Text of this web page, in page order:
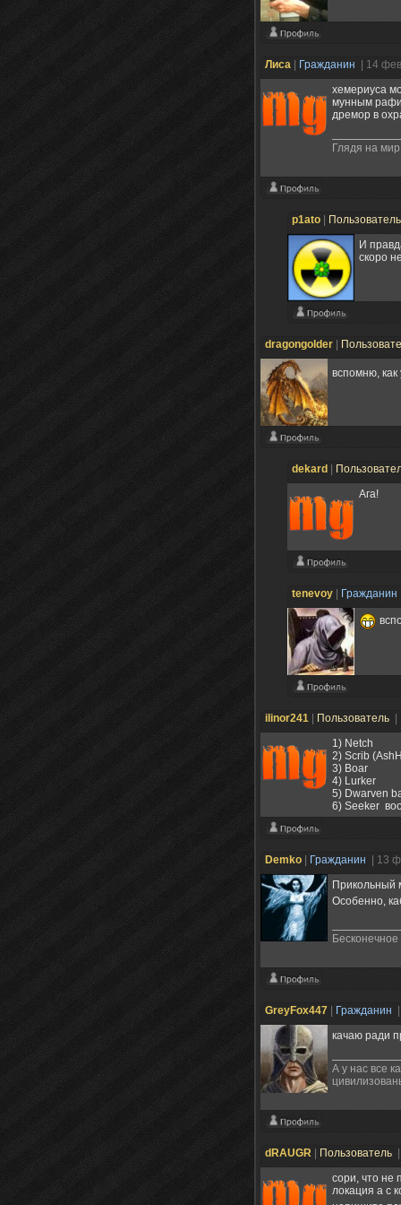
Лисa Гражданин
| 14
хемериуса
мунным
дремор в
Глядя на
p1ato
И
скоро
dragongolder
вспомню, как
dekard
Ага!
tenevoy Гражданин
ilinor241 Пользователь
1) Netch
2) Scrib
3) Boar
4) Lurker
5) Dwarven
6) Seeker
Demko Гражданин
| 13
Прикольный
Особенно,
Бесконечное
GreyFox447 Гражданин
качаю ради
А у нас все
dRAUGR Пользователь
сори, что не
локация а с